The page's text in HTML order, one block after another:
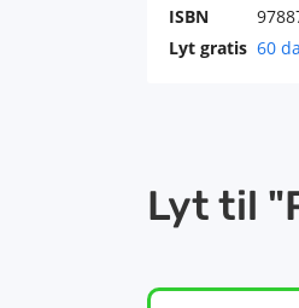
ISBN
Lyt gratis 60
Lyt til